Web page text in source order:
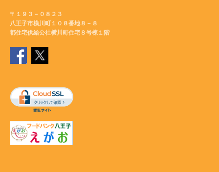
〒１９３－０８２３
八王子市横川町１０８番地８－８
都住宅供給公社横川町住宅８号棟１階